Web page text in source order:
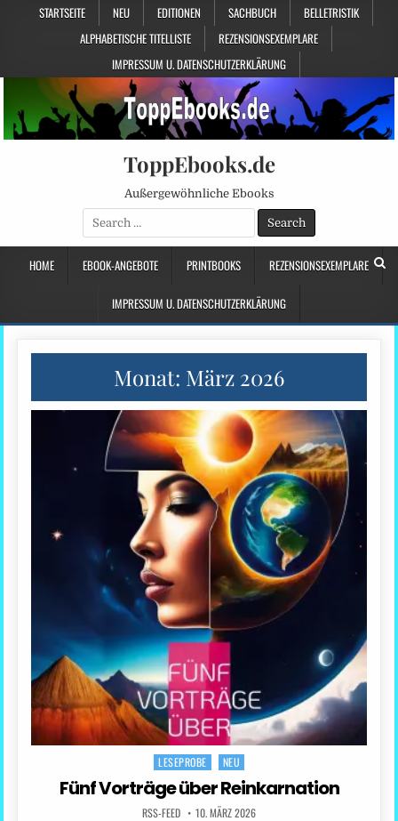
STARTSEITE NEU EDITIONEN SACHBUCH
BELLETRISTIK
ALPHABETISCHE TITELLISTE
REZENSIONSEXEMPLARE
IMPRESSUM U. DATENSCHUTZERKLÄRUNG
ToppEbooks.de
Außergewöhnliche Ebooks
Search
for:
HOME EBOOK-ANGEBOTE PRINTBOOKS REZENSIONSEXEMPLARE
IMPRESSUM U. DATENSCHUTZERKLÄRUNG
Monat: März 2026
Posted
LESEPROBE NEU
Fünf Vorträge über Reinkarnation
RSS-FEED 10. MÄRZ 2026